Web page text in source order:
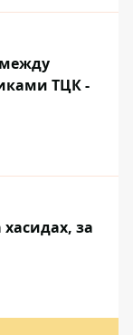
ТЦК -
за